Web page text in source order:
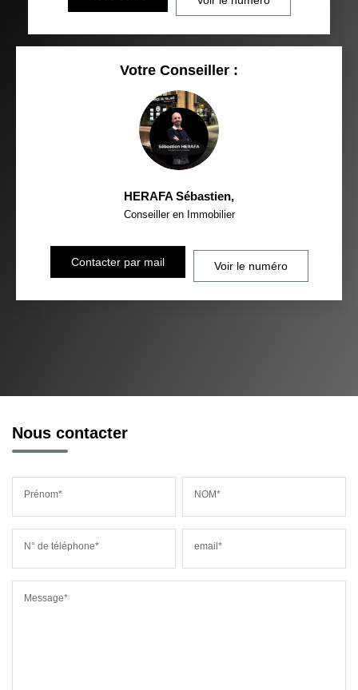
Votre Conseiller :
HERAFA Sébastien,
Conseiller en Immobilier
Contacter par mail Voir le numéro
Nous contacter
Prénom* NOM*
N° de téléphone* email*
Message*